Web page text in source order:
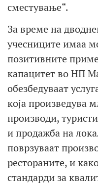
сместување“.
За време на
учесниците имаа
позитивните
капацитет во НП
обезбедуваат
која произведува
производи,
и продажба на
поврзуваат
рестораните, и
стандарди за